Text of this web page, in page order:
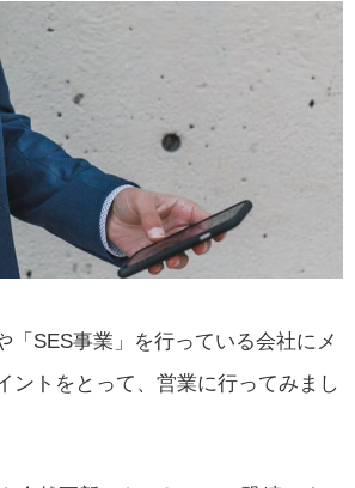
「SES事業」を行っている会社にメ
ントをとって、営業に行ってみまし